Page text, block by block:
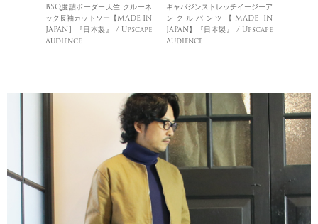
BSQ度詰ボーダー天竺 クルーネ
ック長袖カットソー【MADE IN
JAPAN】『日本製』 / Upscape
Audience
ギャバジンストレッチイージーア
ンクルパンツ【MADE IN
JAPAN】『日本製』 / Upscape
Audience